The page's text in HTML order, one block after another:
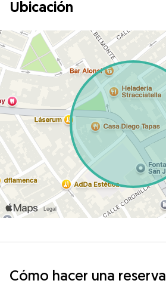
Ubicación
Cómo hacer una reserva